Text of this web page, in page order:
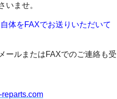
いませ。
体をFAXでお送りいただいて
ールまたはFAXでのご連絡も受